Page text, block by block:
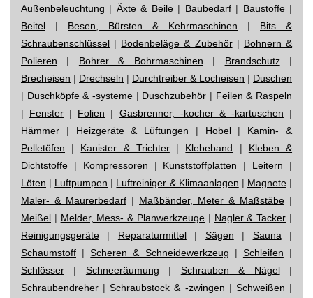
Außenbeleuchtung | Äxte & Beile| Baubedarf| Baustoffe|
Beitel | Besen, Bürsten & Kehrmaschinen | Bits &
Schraubenschlüssel | Bodenbeläge & Zubehör| Bohnern &
Polieren | Bohrer & Bohrmaschinen | Brandschutz|
Brecheisen | Drechseln | Durchtreiber & Locheisen | Duschen
| Duschköpfe & -systeme | Duschzubehör | Feilen & Raspeln
| Fenster | Folien | Gasbrenner, -kocher & -kartuschen |
Hämmer | Heizgeräte & Lüftungen | Hobel| Kamin- &
Pelletöfen | Kanister & Trichter| Klebeband | Kleben &
Dichtstoffe | Kompressoren | Kunststoffplatten | Leitern |
Löten | Luftpumpen | Luftreiniger & Klimaanlagen | Magnete|
Maler- & Maurerbedarf | Maßbänder, Meter & Maßstäbe |
Meißel | Melder, Mess- & Planwerkzeuge | Nagler & Tacker |
Reinigungsgeräte | Reparaturmittel| Sägen | Sauna |
Schaumstoff |Scheren & Schneidewerkzeug | Schleifen |
Schlösser | Schneeräumung | Schrauben & Nägel|
Schraubendreher |Schraubstock & -zwingen | Schweißen |